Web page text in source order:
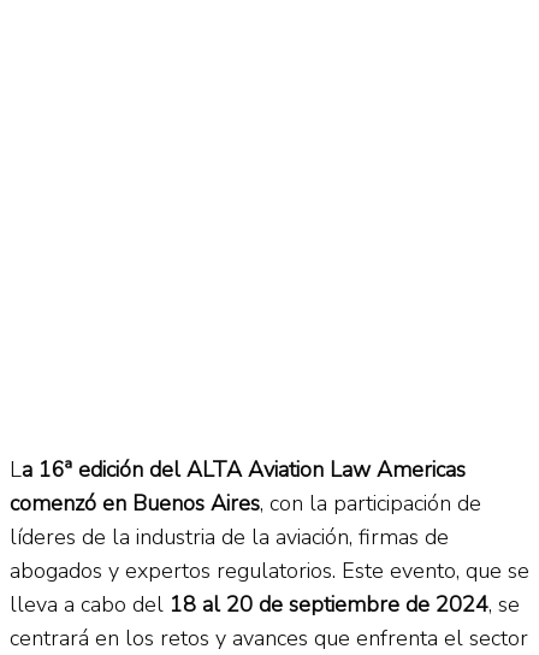
La 16ª edición del ALTA Aviation Law Americas
comenzó en Buenos Aires, con la participación de
líderes de la industria de la aviación, firmas de
abogados y expertos regulatorios. Este evento, que se
lleva a cabo del 18 al 20 de septiembre de 2024, se
centrará en los retos y avances que enfrenta el sector